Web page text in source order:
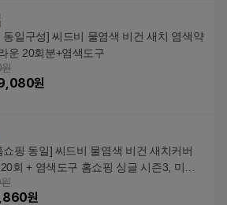
동일구성] 씨드비 물염색 비건 새치 염색약
운 20회분+염색도구
원
쇼핑 동일] 씨드비 물염색 비건 새치커버
회 + 염색도구 홈쇼핑 싱글 시즌3, 미디
, 5개
원